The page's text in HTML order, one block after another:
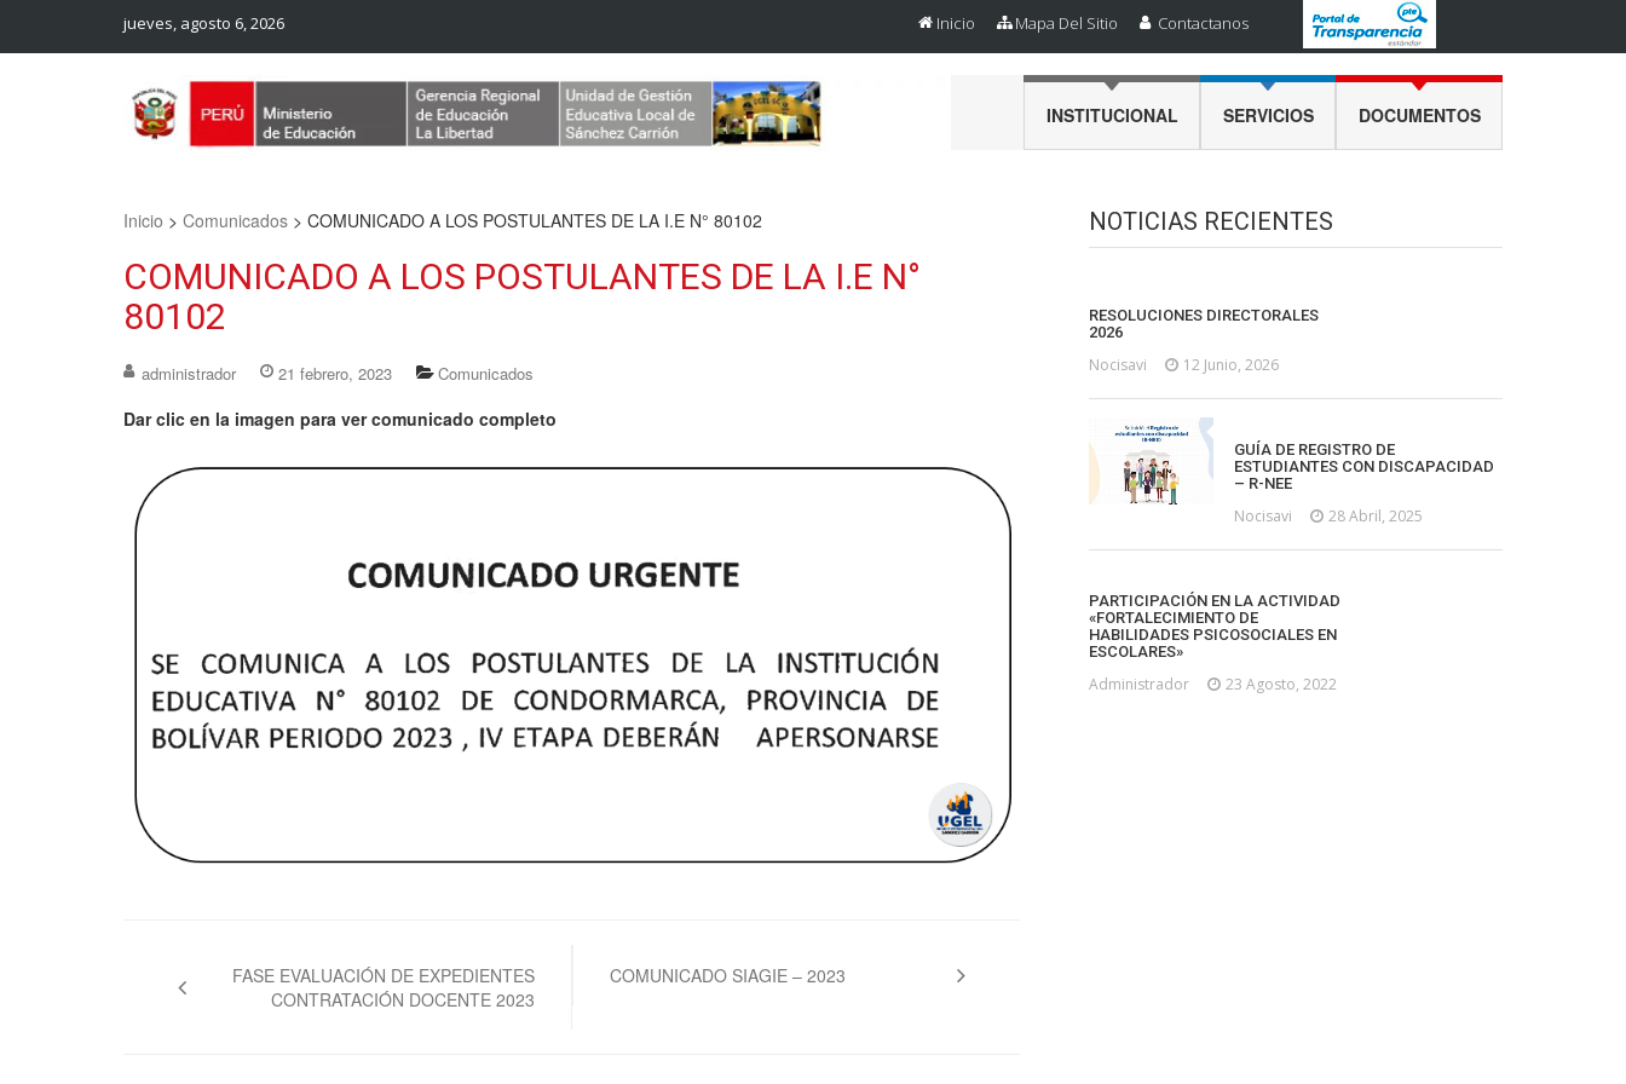
jueves, agosto 6, 2026 Inicio Mapa Del Sitio Contactanos
INSTITUCIONAL SERVICIOS DOCUMENTOS
Inicio > Comunicados > COMUNICADO A LOS POSTULANTES DE LA I.E N° 80102
COMUNICADO A LOS POSTULANTES DE LA I.E N°
80102
administrador 21 febrero, 2023 Comunicados
Dar clic en la imagen para ver comunicado completo
FASE EVALUACIÓN DE EXPEDIENTES
CONTRATACIÓN DOCENTE 2023
COMUNICADO SIAGIE – 2023
NOTICIAS RECIENTES
RESOLUCIONES DIRECTORALES
2026
Nocisavi 12 Junio, 2026
GUÍA DE REGISTRO DE
ESTUDIANTES CON DISCAPACIDAD
– R-NEE
Nocisavi 28 Abril, 2025
PARTICIPACIÓN EN LA ACTIVIDAD
«FORTALECIMIENTO DE
HABILIDADES PSICOSOCIALES EN
ESCOLARES»
Administrador 23 Agosto, 2022